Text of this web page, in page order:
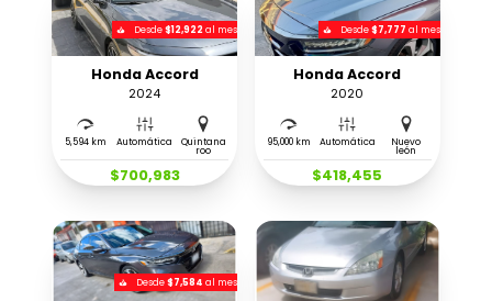
Desde$12,922al mes
Honda Accord
2024
5,594 km Automática Quintana
roo
$700,983
Desde$7,777 al mes
Honda Accord
2020
95,000 km Automática Nuevo
león
$418,455
Desde$7,584 al mes